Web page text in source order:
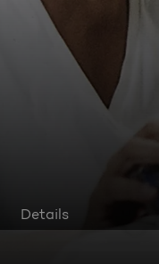
Details